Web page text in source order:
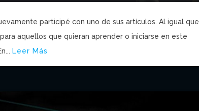
participé con uno de sus artículos. Al igual que
aquellos que quieran aprender o iniciarse en este
Leer Más